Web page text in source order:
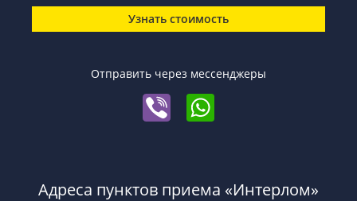
Узнать стоимость
Отправить через мессенджеры
Адреса пунктов приема «Интерлом»